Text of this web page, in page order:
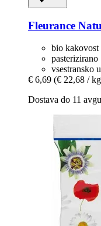
Fleurance
bio kakovost
pasterizirano
vsestransko
€ 6,69 (€ 22,68 /
Dostava do 11